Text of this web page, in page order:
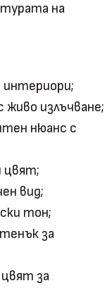
на
интериори;
излъчване;
нюанс с
цвят;
вид;
тон;
за
за